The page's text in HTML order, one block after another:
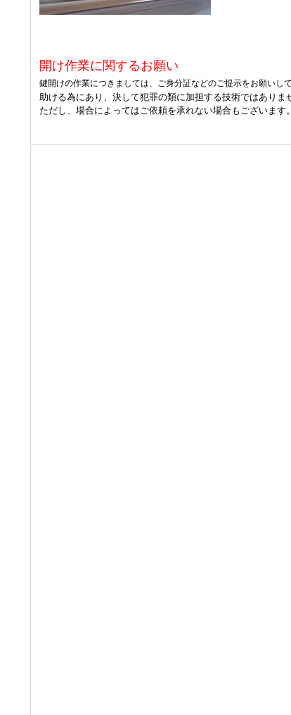
開け作業に関するお願い
鍵開けの作業につきましては、ご身分証などのご提示をお願いして
助ける為にあり、決して犯罪の類に加担する技術ではありま
ただし、場合によってはご依頼を承れない場合もございます。